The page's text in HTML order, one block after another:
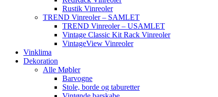
Rustik Vinreoler
TREND Vinreoler – SAMLET
TREND Vinreoler – USAMLET
Vintage Classic Kit Rack Vinreoler
VintageView Vinreoler
Vinklima
Dekoration
Alle Møbler
Barvogne
Stole, borde og taburetter